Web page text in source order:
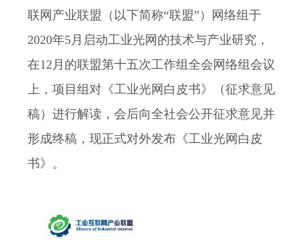
联网产业联盟（以下简称“联盟”）网络组于
2020年5月启动工业光网的技术与产业研究，
在12月的联盟第十五次工作组全会网络组会议
上，项目组对《工业光网白皮书》（征求意见
稿）进行解读，会后向全社会公开征求意见并
形成终稿，现正式对外发布《工业光网白皮
书》。